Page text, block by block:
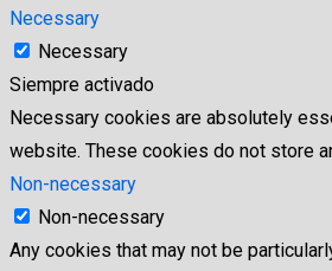
Necessary
Necessary
Siempre activado
Necessary cookies are absolutely
website. These cookies do not store
Non-necessary
Non-necessary
Any cookies that may not be